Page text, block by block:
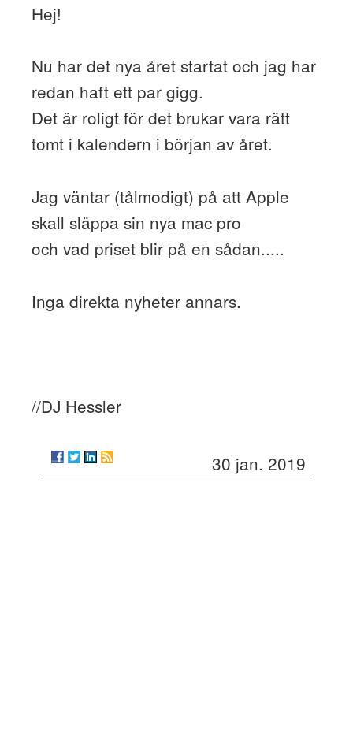
Hej!
Nu har det nya året startat och jag har
redan haft ett par gigg.
Det är roligt för det brukar vara rätt
tomt i kalendern i början av året.
Jag väntar (tålmodigt) på att Apple
skall släppa sin nya mac pro
och vad priset blir på en sådan.....
Inga direkta nyheter annars.
//DJ Hessler
30 jan. 2019